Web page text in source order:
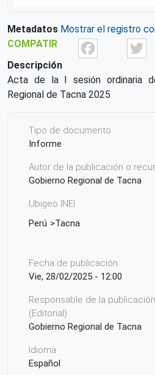
Metadatos Mostrar el registro
COMPATIR
Descripción
Acta de la I sesión ordinaria
Regional de Tacna 2025
Tipo de documento
Informe
Autor de la publicación o
Gobierno Regional de Tacna
Ubigeo INEI
Perú
Tacna
Fecha de publicación
Vie, 28/02/2025 - 12:00
Responsable de la
(Editorial)
Gobierno Regional de Tacna
Idioma
Español